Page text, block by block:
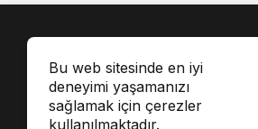
Bu web sitesinde en iyi
deneyimi yaşamanızı
sağlamak için çerezler
kullanılmaktadır.